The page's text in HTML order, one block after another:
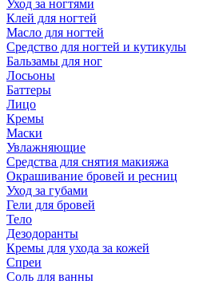
Уход за ногтями
Клей для ногтей
Масло для ногтей
Средство для ногтей и кутикулы
Бальзамы для ног
Лосьоны
Баттеры
Лицо
Кремы
Маски
Увлажняющие
Средства для снятия макияжа
Окрашивание бровей и ресниц
Уход за губами
Гели для бровей
Тело
Дезодоранты
Кремы для ухода за кожей
Спреи
Соль для ванны